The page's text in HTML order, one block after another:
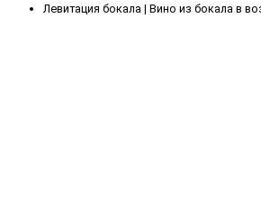
Левитация бокала | Вино из бокала в